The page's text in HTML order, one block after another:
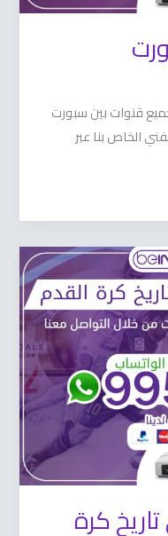
بين سبورت
بنا عبر
كرة